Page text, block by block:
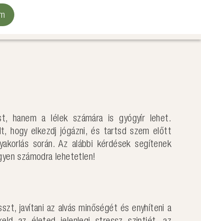
hanem a lélek számára is gyógyír lehet.
hogy elkezdj jógázni, és tartsd szem előtt
során. Az alábbi kérdések segítenek
számodra lehetetlen!
javítani az alvás minőségét és enyhíteni a